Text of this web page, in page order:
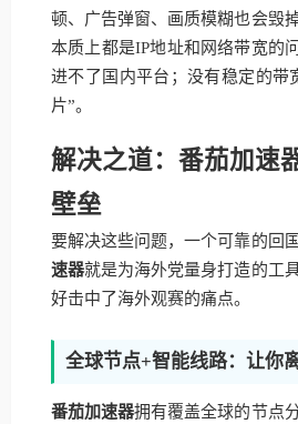
顿、广告弹窗、画质模糊也会毁
本质上都是IP地址和网络带宽
进不了国内平台；没有稳定的带
片”。
解决之道：番茄加速
壁垒
要解决这些问题，一个可靠的回
速器就是为海外党量身打造的工
好击中了海外观赛的痛点。
全球节点+智能线路：让你
番茄加速器拥有覆盖全球的节点